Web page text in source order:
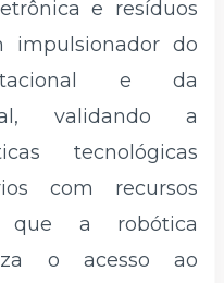
e resíduos
impulsionador do
e da
validando a
tecnológicas
com recursos
que a robótica
o acesso ao